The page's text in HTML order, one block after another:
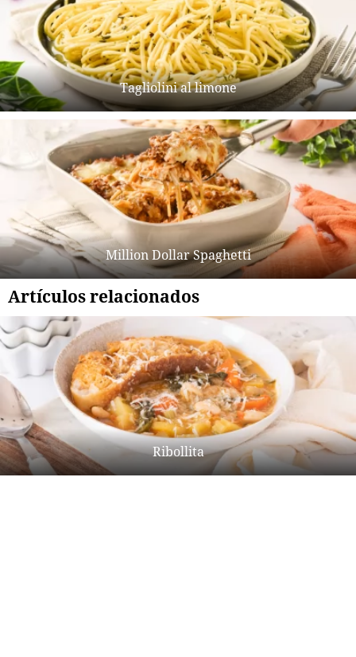
Tagliolini al limone
Million Dollar Spaghetti
Artículos relacionados
Ribollita